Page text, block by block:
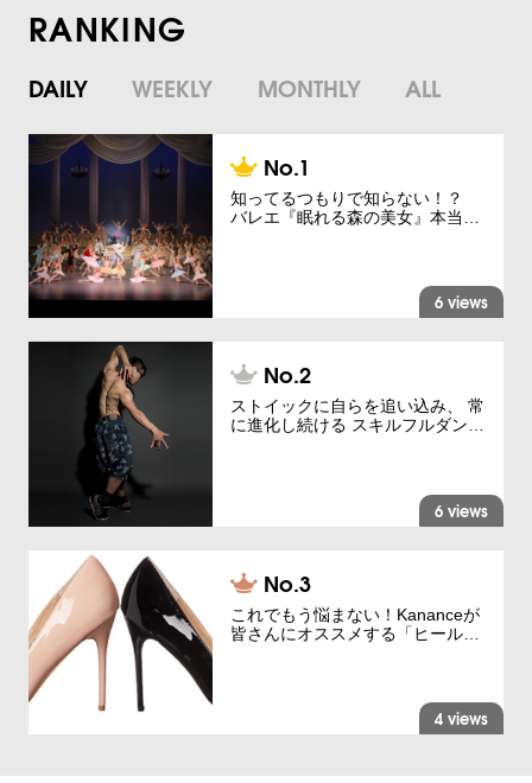
RANKING
DAILY WEEKLY MONTHLY ALL
知ってるつもりで知らない！？
バレエ『眠れる森の美女』本当…
6 views
ストイックに自らを追い込み、 常
に進化し続ける スキルフルダン…
6 views
これでもう悩まない！Kananceが
皆さんにオススメする「ヒール…
4 views